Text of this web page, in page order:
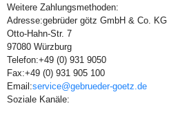
Weitere Zahlungsmethoden:
Adresse:gebrüder götz GmbH & Co. KG
Otto-Hahn-Str. 7
97080 Würzburg
Telefon:+49 (0) 931 9050
Fax:+49 (0) 931 905 100
Email:service@gebrueder-goetz.de
Soziale Kanäle: